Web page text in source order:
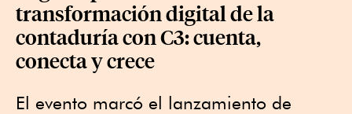
transformación digital de la
contaduría con C3: cuenta,
conecta y crece
El evento marcó el lanzamiento de